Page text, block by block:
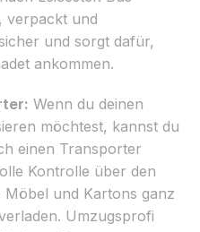
verpackt und
und sorgt dafür,
ankommen.
Wenn du deinen
möchtest, kannst du
einen Transporter
Kontrolle über den
und Kartons ganz
Umzugsprofi